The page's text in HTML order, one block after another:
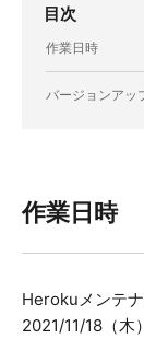
目次
作業日時
バージョンアッ
作業日時
Herokuメンテ
2021/11/18（木